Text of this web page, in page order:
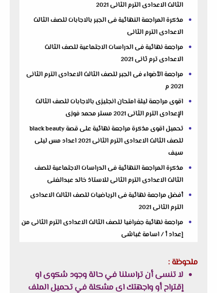
الثالث الاعدادى الترم الثانى 2021
مذكرة المراجعة النهائية فى الجبر بالاجابات للصف الثالث
الاعدادى الترم الثانى
مراجعة نهائية فى الدراسات الاجتماعية للصف الثالث
الاعدادى ترم ثانى 2021
مراجعة الأضواء فى الجبر للصف الثالث الاعدادى الترم الثانى
2021 م
اقوى مراجعة ليلة امتحان انجليزى بالاجابات للصف الثالث
الإعدادى الترم الثانى 2021 مستر محمد فوزى
تحميل اقوى مذكرة مراجعة نهائية على قصة black beauty
للصف الثالث الاعدادى الترم الثانى 2021 اعداد مس ليلى
سيف
مذكرة المراجعة النهائية فى الدراسات الاجتماعية للصف
الثالث الاعدادى الترم الثانى للاستاذ خالد عبدالغنى
أفضل مراجعة نهائية فى الرياضيات للصف الثالث الاعدادى
الترم الثانى 2021
مراجعة نهائية جغرافيا للصف الثالث الاعدادى الترم الثانى من
إعداد أ / اسامة غباشى
ملحوظة :
لا تنسى أن تراسلنا في حالة وجود شكوى او
إقتراح أو واجهتك اى مشكلة في تحميل الملف